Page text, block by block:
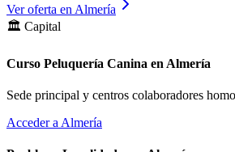
Ver oferta en Almería
🏛️ Capital
Curso Peluquería Canina en Almería
Sede principal y centros colaboradores
Acceder a Almería